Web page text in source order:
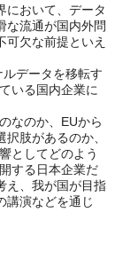
において、データ
な流通が国内外問
可欠な前提といえ
データを移転す
いる国内企業に
なのか、EUから
肢があるのか、
としてどのよう
する日本企業だ
え、我が国が目指
講演などを通じ